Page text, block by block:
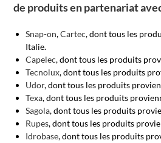
de produits en partenariat
Snap-on,Cartec, dont tous les
Italie.
Capelec, dont tous les produits
Tecnolux, dont tous les produits
Udor, dont tous les produits
Texa, dont tous les produits
Sagola, dont tous les produits
Rupes, dont tous les produits
Idrobase, dont tous les produits